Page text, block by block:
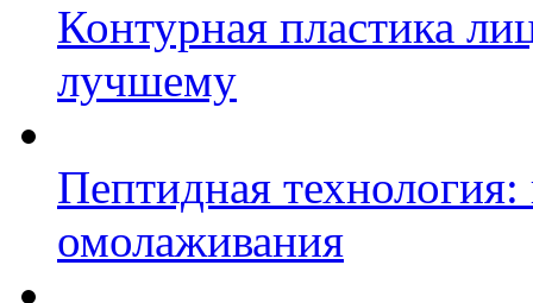
Контурная пластика
лучшему
Пептидная
омолаживания